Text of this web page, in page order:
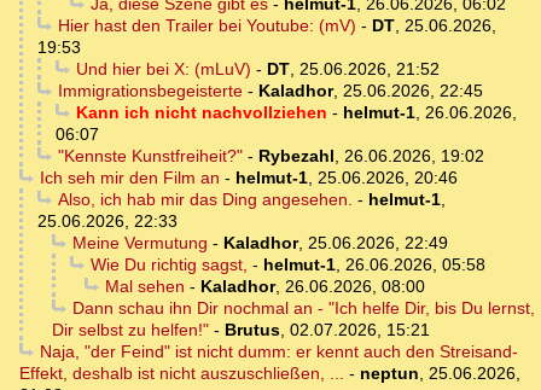
Ja, diese Szene gibt es- helmut-1, 26.06.2026, 06:02
Hier hast den Trailer bei Youtube: (mV) - DT, 25.06.2026,
19:53
Und hier bei X: (mLuV) - DT, 25.06.2026, 21:52
Immigrationsbegeisterte- Kaladhor, 25.06.2026, 22:45
Kann ich nicht nachvollziehen - helmut-1, 26.06.2026,
06:07
"Kennste Kunstfreiheit?"- Rybezahl, 26.06.2026, 19:02
Ich seh mir den Film an - helmut-1, 25.06.2026, 20:46
Also, ich hab mir das Ding angesehen. - helmut-1,
25.06.2026, 22:33
Meine Vermutung - Kaladhor, 25.06.2026, 22:49
Wie Du richtig sagst, - helmut-1, 26.06.2026, 05:58
Mal sehen - Kaladhor, 26.06.2026, 08:00
Dann schau ihn Dir nochmal an - "Ich helfe Dir, bis Du lernst,
Dir selbst zu helfen!" - Brutus, 02.07.2026, 15:21
Naja, "der Feind" ist nicht dumm: er kennt auch den Streisand-
Effekt, deshalb ist nicht auszuschließen, ... - neptun, 25.06.2026,